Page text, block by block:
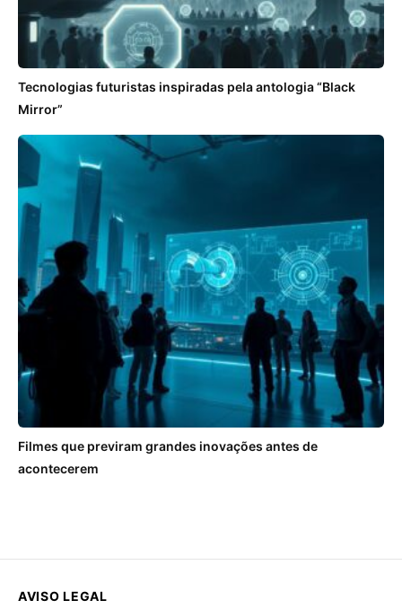
Tecnologias futuristas inspiradas pela antologia “Black
Mirror”
Filmes que previram grandes inovações antes de
acontecerem
AVISO LEGAL